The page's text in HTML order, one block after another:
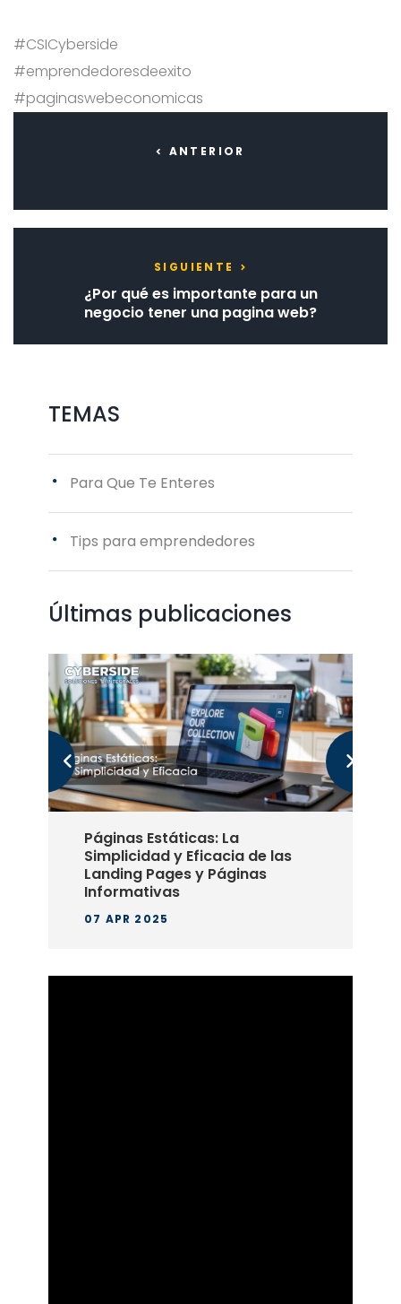
#CSICyberside
#emprendedoresdeexito
#paginaswebeconomicas
Anterior
ANTERIOR
Siguiente
SIGUIENTE
¿Por qué es importante para un
negocio tener una pagina web?
TEMAS
Para Que Te Enteres
Tips para emprendedores
Últimas publicaciones
Páginas Estáticas: La
Simplicidad y Eficacia de las
Landing Pages y Páginas
Informativas
07 APR 2025